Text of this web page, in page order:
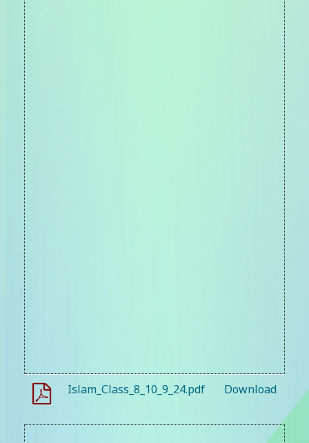
Islam_Class_8_10_9_24.pdf Download